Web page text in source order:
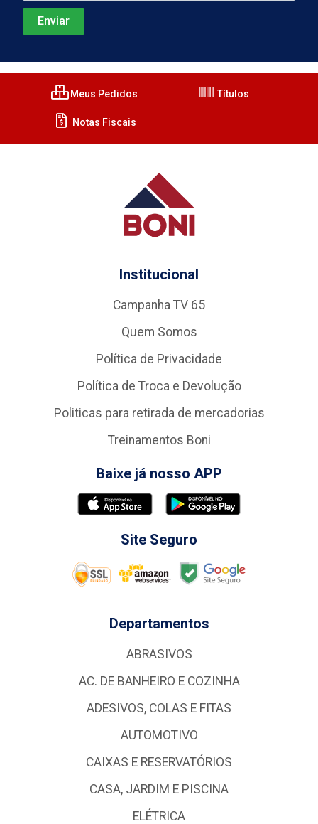
Meus Pedidos Títulos
Notas Fiscais
Institucional
Campanha TV 65
Quem Somos
Política de Privacidade
Política de Troca e Devolução
Politicas para retirada de mercadorias
Treinamentos Boni
Baixe já nosso APP
Site Seguro
Departamentos
ABRASIVOS
AC. DE BANHEIRO E COZINHA
ADESIVOS, COLAS E FITAS
AUTOMOTIVO
CAIXAS E RESERVATÓRIOS
CASA, JARDIM E PISCINA
ELÉTRICA